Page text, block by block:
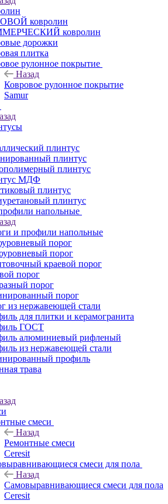
ковролин
ковролин
дорожки
плитка
рулонное покрытие
Назад
Ковровое рулонное покрытие
Samur
плинтус
плинтус
плинтус
МДФ
плинтус
плинтус
напольные
и профили напольные
порог
порог
краевой порог
порог
порог
порог
из нержавеющей стали
для плитки и керамогранита
ГОСТ
алюминиевый рифленый
из нержавеющей стали
профиль
трава
смеси
Назад
Ремонтные смеси
Ceresit
смеси для пола
Назад
Самовыравнивающиеся смеси для пола
Ceresit